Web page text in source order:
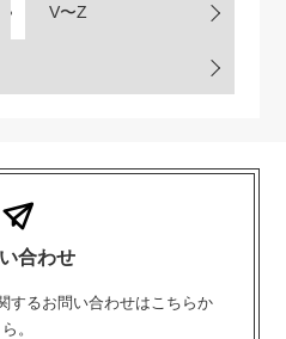
V〜Z
合わせ
するお問い合わせはこちらか
ら。